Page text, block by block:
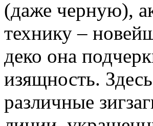
(даже черную),
технику –
деко она
изящность.
различные